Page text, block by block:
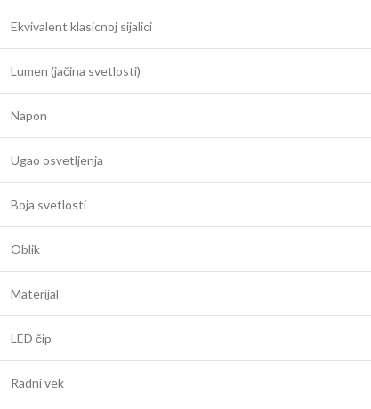
Ekvivalent klasicnoj sijalici
Lumen (jačina svetlosti)
Napon
Ugao osvetljenja
Boja svetlosti
Oblik
Materijal
LED čip
Radni vek